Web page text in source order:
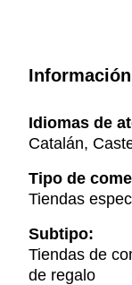
Idiomas de
Catalán,
Tipo de
Tiendas
Subtipo:
Tiendas de
de regalo